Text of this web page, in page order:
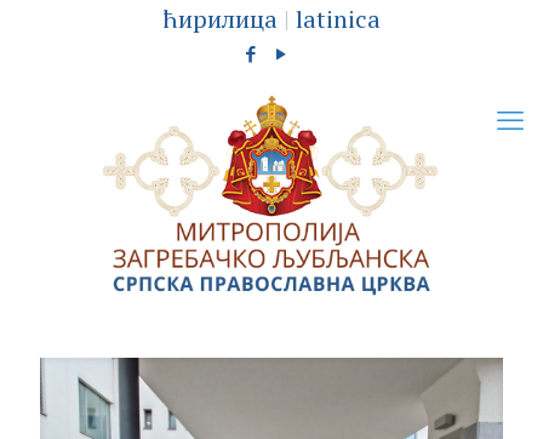
ћирилица | latinica